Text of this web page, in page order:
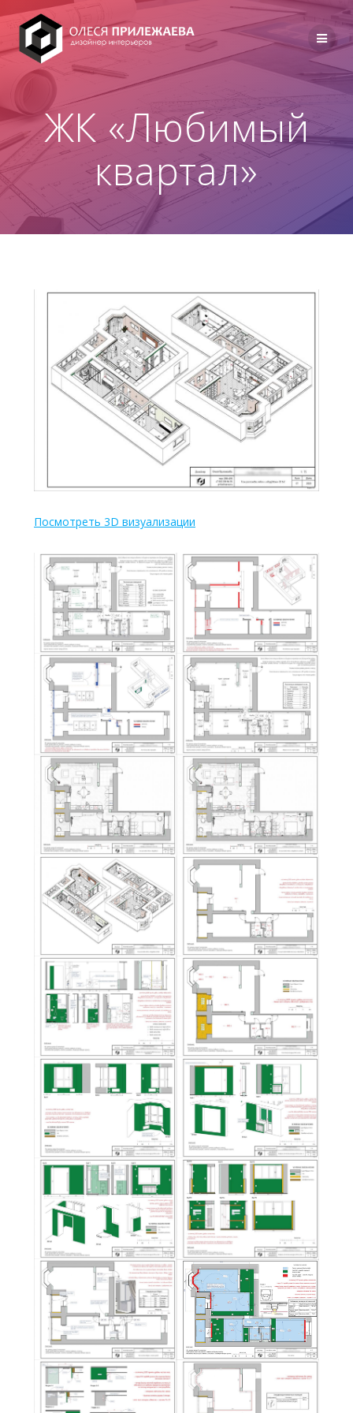
к
содержимому
ЖК «Любимый
квартал»
Посмотреть 3D визуализации